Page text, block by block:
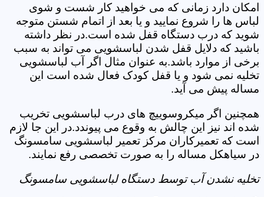
امکان دارد زمانی که می خواهید کار شست و شوی
لباس ها را شروع نمایید و یا بعد از اتمام شستن متوجه
شوید که درب دستگاه قفل شده است.در نظر داشته
باشید که دلایل قفل شدن لباسشویی می تواند به سبب
برخی از موارد باشد.به عنوان مثال اگر آب لباسشویی
تخلیه نمی شود و یا قفل کودک فعال شده است این
مساله پیش می آید.
همچنین اگر میکروسوییچ های درب لباسشویی تخریب
شده اند نیز این چالش به وقوع می پیوندد.در این جا لازم
است که تعمیرکاران مرکز تعمیر لباسشویی سامسونگ
در سیاهکل مساله را به صورت تخصصی رفع نمایند.
تخلیه نشدن آب توسط دستگاه لباسشویی سامسونگ